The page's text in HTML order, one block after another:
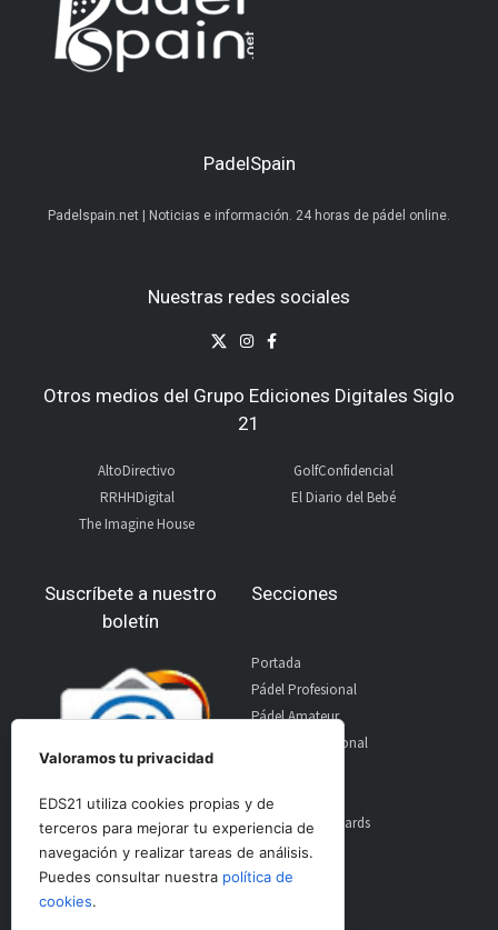
PadelSpain
Padelspain.net | Noticias e información. 24 horas de pádel online.
Nuestras redes sociales
Otros medios del Grupo Ediciones Digitales Siglo
21
AltoDirectivo
RRHHDigital
The Imagine House
GolfConfidencial
El Diario del Bebé
Suscríbete a nuestro
boletín
Secciones
Portada
Pádel Profesional
Pádel Amateur
Pádel Internacional
Material
World Padel Awards
Contacto
Publicidad
Valoramos tu privacidad
EDS21 utiliza cookies propias y de
terceros para mejorar tu experiencia de
navegación y realizar tareas de análisis.
Puedes consultar nuestra política de
cookies.